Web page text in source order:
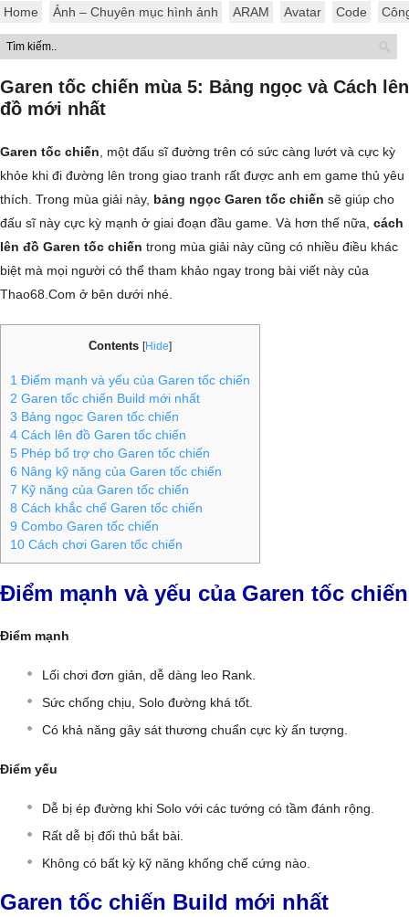
Home Ảnh – Chuyên mục hình ảnh ARAM Avatar Code
Garen tốc chiến mùa 5: Bảng ngọc và Cách lên
đồ mới nhất
Garen tốc chiến , một đấu sĩ đường trên có sức càng lướt và cực kỳ
khỏe khi đi đường lên trong giao tranh rất được anh em game thủ yêu
thích. Trong mùa giải này, bảng ngọc Garen tốc chiến sẽ giúp cho
đấu sĩ này cực kỳ mạnh ở giai đoạn đầu game. Và hơn thế nữa, cách
lên đồ Garen tốc chiến trong mùa giải này cũng có nhiều điều khác
biệt mà mọi người có thể tham khảo ngay trong bài viết này của
Thao68.Com ở bên dưới nhé.
Contents [Hide]
1 Điểm mạnh và yếu của Garen tốc chiến
2 Garen tốc chiến Build mới nhất
3 Bảng ngọc Garen tốc chiến
4 Cách lên đồ Garen tốc chiến
5 Phép bổ trợ cho Garen tốc chiến
6 Nâng kỹ năng của Garen tốc chiến
7 Kỹ năng của Garen tốc chiến
8 Cách khắc chế Garen tốc chiến
9 Combo Garen tốc chiến
10 Cách chơi Garen tốc chiến
Điểm mạnh và yếu của Garen tốc chiến
Điểm mạnh
Lối chơi đơn giản, dễ dàng leo Rank.
Sức chống chịu, Solo đường khá tốt.
Có khả năng gây sát thương chuẩn cực kỳ ấn tượng.
Điểm yếu
Dễ bị ép đường khi Solo với các tướng có tầm đánh rộng.
Rất dễ bị đối thủ bắt bài.
Không có bất kỳ kỹ năng khống chế cứng nào.
Garen tốc chiến Build mới nhất